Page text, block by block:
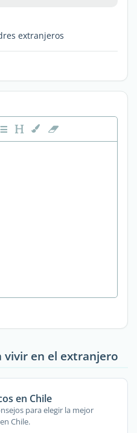
extranjeros
vivir en el extranjero
en Chile
para elegir la mejor
Chile.